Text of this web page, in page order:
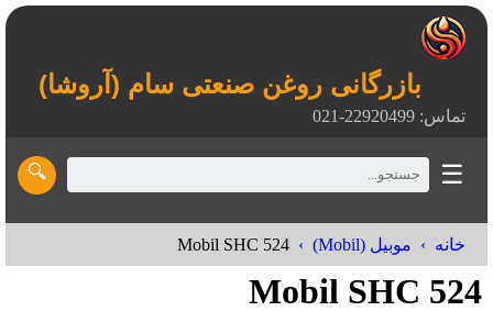
بازرگانی روغن صنعتی سام (آروشا)
تماس: 22920499-021
☰
🔍
خانه موبیل (Mobil) Mobil SHC 524
Mobil SHC 524